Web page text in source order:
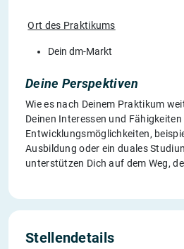
Ort des Praktikums
Dein dm-Markt
Deine Perspektiven
Wie es nach Deinem Praktikum
Deinen Interessen und
Entwicklungsmöglichkeiten,
Ausbildung oder ein duales
unterstützen Dich auf dem Weg,
Stellendetails